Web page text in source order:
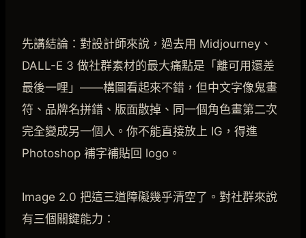
先講結論：對設計師來說，過去用 Midjourney、
DALL-E 3 做社群素材的最大痛點是「離可用還差
最後一哩」——構圖看起來不錯，但中文字像鬼畫
符、品牌名拼錯、版面散掉、同一個角色畫第二次
完全變成另一個人。你不能直接放上 IG，得進
Photoshop 補字補貼回 logo。
Image 2.0 把這三道障礙幾乎清空了。對社群來說
有三個關鍵能力：